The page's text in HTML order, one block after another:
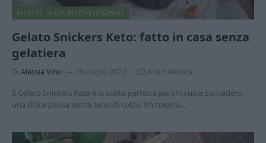
RICETTE DI GELATI CHETOGENICI
Gelato Snickers Keto: fatto in casa senza
gelatiera
Di Alessia Vinci 19 Luglio 2024
4 min lettura
Il Gelato Snickers Keto è la scelta perfetta per chi vuole concedersi
una dolce pausa senza sensi di colpa. Immagina…